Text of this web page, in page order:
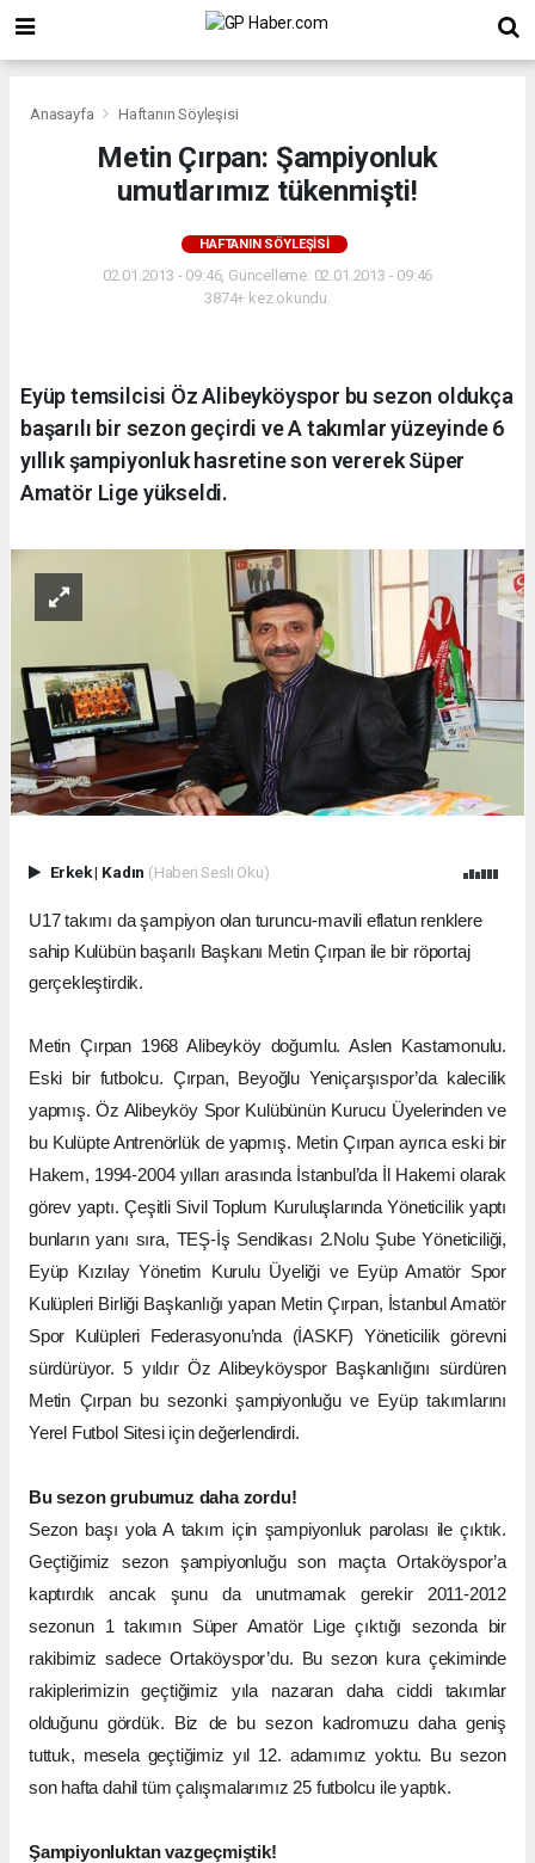
Anasayfa Haftanın Söyleşisi
Metin Çırpan: Şampiyonluk
umutlarımız tükenmişti!
HAFTANIN SÖYLEŞISI
02.01.2013 - 09:46, Güncelleme: 02.01.2013 - 09:46
3874+ kez okundu.
Eyüp temsilcisi Öz Alibeyköyspor bu sezon oldukça
başarılı bir sezon geçirdi ve A takımlar yüzeyinde 6
yıllık şampiyonluk hasretine son vererek Süper
Amatör Lige yükseldi.
Erkek| Kadın (Haberi Sesli Oku)
U17 takımı da şampiyon olan turuncu-mavili eflatun renklere
sahip Kulübün başarılı Başkanı Metin Çırpan ile bir röportaj
gerçekleştirdik.
Metin Çırpan 1968 Alibeyköy doğumlu. Aslen Kastamonulu.
Eski bir futbolcu. Çırpan, Beyoğlu Yeniçarşıspor’da kalecilik
yapmış. Öz Alibeyköy Spor Kulübünün Kurucu Üyelerinden ve
bu Kulüpte Antrenörlük de yapmış. Metin Çırpan ayrıca eski bir
Hakem, 1994-2004 yılları arasında İstanbul’da İl Hakemi olarak
görev yaptı. Çeşitli Sivil Toplum Kuruluşlarında Yöneticilik yaptı
bunların yanı sıra, TEŞ-İş Sendikası 2.Nolu Şube Yöneticiliği,
Eyüp Kızılay Yönetim Kurulu Üyeliği ve Eyüp Amatör Spor
Kulüpleri Birliği Başkanlığı yapan Metin Çırpan, İstanbul Amatör
Spor Kulüpleri Federasyonu’nda (İASKF) Yöneticilik görevni
sürdürüyor. 5 yıldır Öz Alibeyköyspor Başkanlığını sürdüren
Metin Çırpan bu sezonki şampiyonluğu ve Eyüp takımlarını
Yerel Futbol Sitesi için değerlendirdi.
Bu sezon grubumuz daha zordu!
Sezon başı yola A takım için şampiyonluk parolası ile çıktık.
Geçtiğimiz sezon şampiyonluğu son maçta Ortaköyspor’a
kaptırdık ancak şunu da unutmamak gerekir 2011-2012
sezonun 1 takımın Süper Amatör Lige çıktığı sezonda bir
rakibimiz sadece Ortaköyspor’du. Bu sezon kura çekiminde
rakiplerimizin geçtiğimiz yıla nazaran daha ciddi takımlar
olduğunu gördük. Biz de bu sezon kadromuzu daha geniş
tuttuk, mesela geçtiğimiz yıl 12. adamımız yoktu. Bu sezon
son hafta dahil tüm çalışmalarımız 25 futbolcu ile yaptık.
Şampiyonluktan vazgeçmiştik!